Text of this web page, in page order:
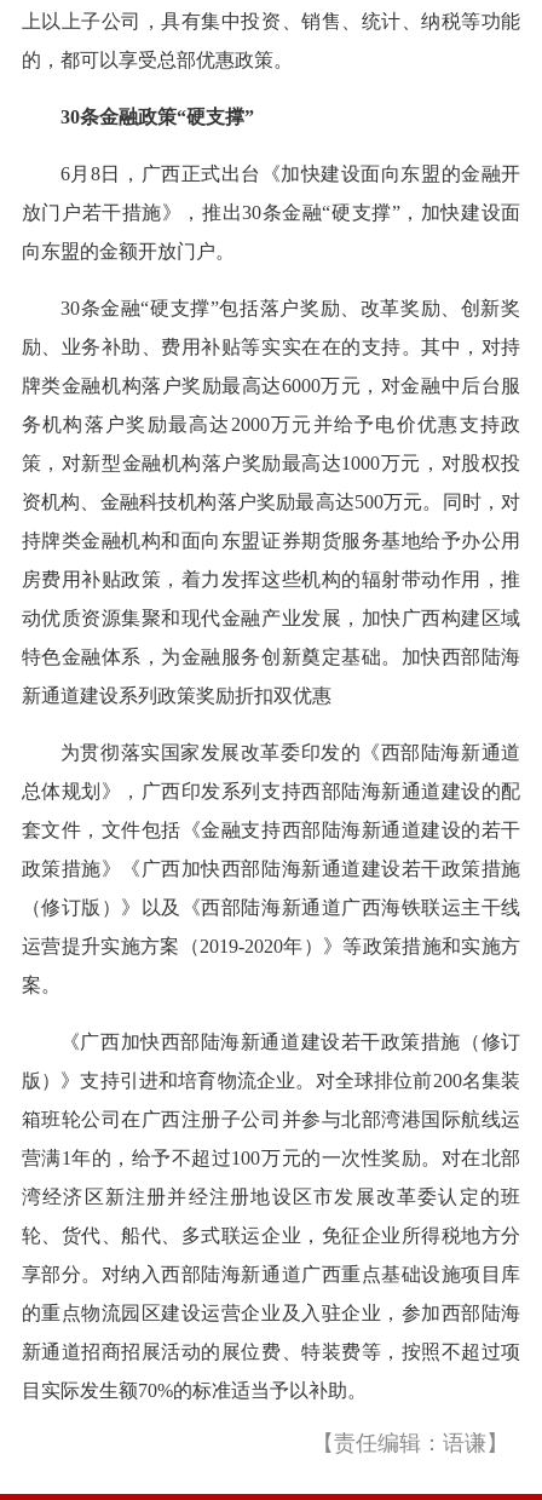
上以上子公司，具有集中投资、销售、统计、纳税等功能
的，都可以享受总部优惠政策。
30条金融政策“硬支撑”
6月8日，广西正式出台《加快建设面向东盟的金融开
放门户若干措施》，推出30条金融“硬支撑”，加快建设面
向东盟的金额开放门户。
30条金融“硬支撑”包括落户奖励、改革奖励、创新奖
励、业务补助、费用补贴等实实在在的支持。其中，对持
牌类金融机构落户奖励最高达6000万元，对金融中后台服
务机构落户奖励最高达2000万元并给予电价优惠支持政
策，对新型金融机构落户奖励最高达1000万元，对股权投
资机构、金融科技机构落户奖励最高达500万元。同时，对
持牌类金融机构和面向东盟证券期货服务基地给予办公用
房费用补贴政策，着力发挥这些机构的辐射带动作用，推
动优质资源集聚和现代金融产业发展，加快广西构建区域
特色金融体系，为金融服务创新奠定基础。加快西部陆海
新通道建设系列政策奖励折扣双优惠
为贯彻落实国家发展改革委印发的《西部陆海新通道
总体规划》，广西印发系列支持西部陆海新通道建设的配
套文件，文件包括《金融支持西部陆海新通道建设的若干
政策措施》《广西加快西部陆海新通道建设若干政策措施
（修订版）》以及《西部陆海新通道广西海铁联运主干线
运营提升实施方案（2019-2020年）》等政策措施和实施方
案。
《广西加快西部陆海新通道建设若干政策措施（修订
版）》支持引进和培育物流企业。对全球排位前200名集装
箱班轮公司在广西注册子公司并参与北部湾港国际航线运
营满1年的，给予不超过100万元的一次性奖励。对在北部
湾经济区新注册并经注册地设区市发展改革委认定的班
轮、货代、船代、多式联运企业，免征企业所得税地方分
享部分。对纳入西部陆海新通道广西重点基础设施项目库
的重点物流园区建设运营企业及入驻企业，参加西部陆海
新通道招商招展活动的展位费、特装费等，按照不超过项
目实际发生额70%的标准适当予以补助。
【责任编辑：语谦】